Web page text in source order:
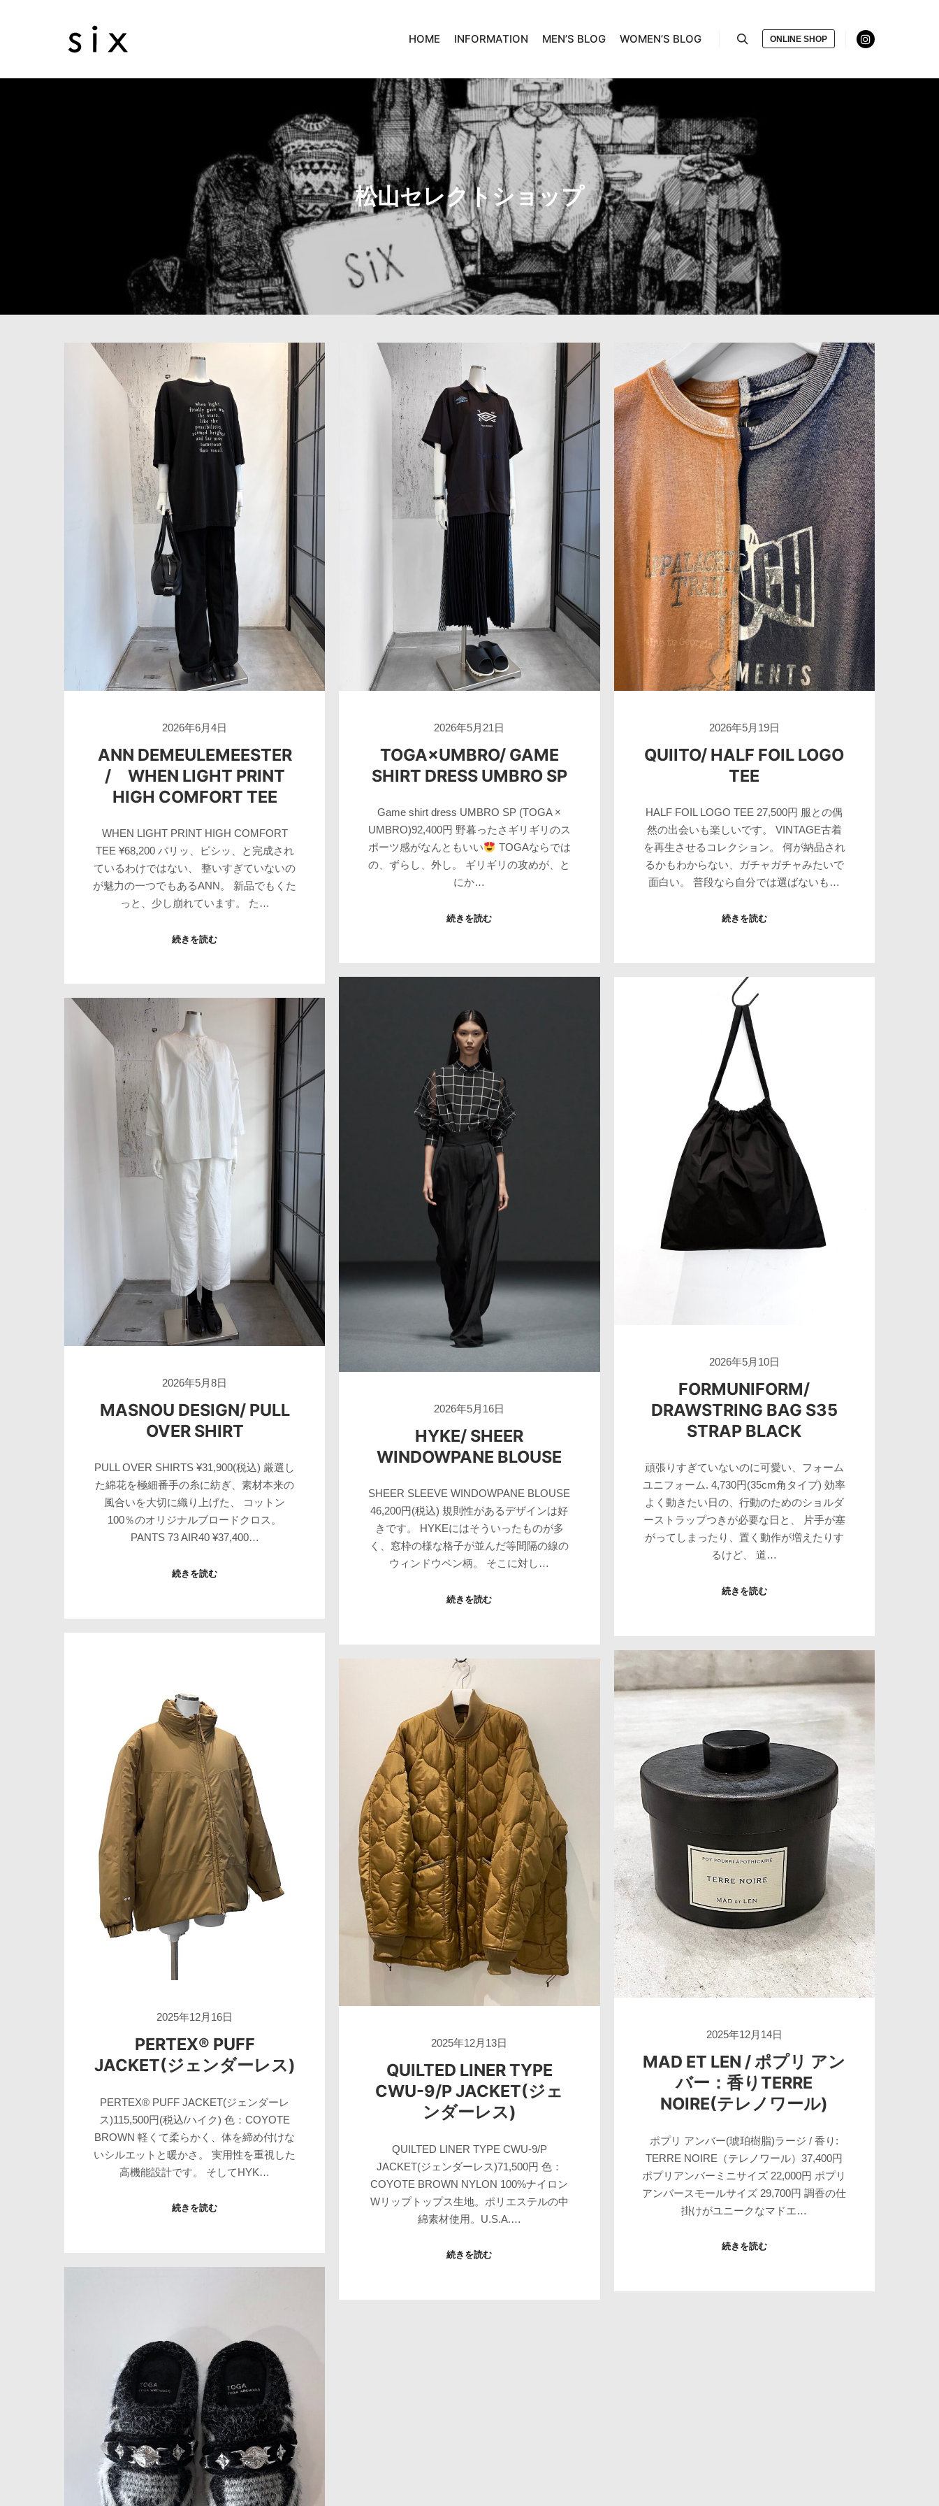
HOME INFORMATION MEN’S BLOG WOMEN’S BLOG ONLINE SHOP
松山セレクトショップ
2026年6月4日
ANN DEMEULEMEESTER
/ WHEN LIGHT PRINT
HIGH COMFORT TEE
WHEN LIGHT PRINT HIGH COMFORT
TEE ¥68,200 パリッ、ピシッ、と完成され
ているわけではない、 整いすぎていないの
が魅力の一つでもあるANN。 新品でもくた
っと、少し崩れています。 た…
続きを読む
2026年5月21日
TOGA×UMBRO/ GAME
SHIRT DRESS UMBRO SP
Game shirt dress UMBRO SP (TOGA ×
UMBRO)92,400円 野暮ったさギリギリのス
ポーツ感がなんともいい
TOGAならでは
の、ずらし、外し。 ギリギリの攻めが、と
にか…
続きを読む
2026年5月19日
QUIITO/ HALF FOIL LOGO
TEE
HALF FOIL LOGO TEE 27,500円 服との偶
然の出会いも楽しいです。 VINTAGE古着
を再生させるコレクション。 何が納品され
るかもわからない、ガチャガチャみたいで
面白い。 普段なら自分では選ばないも…
続きを読む
2026年5月16日
HYKE/ SHEER
WINDOWPANE BLOUSE
SHEER SLEEVE WINDOWPANE BLOUSE
46,200円(税込) 規則性があるデザインは好
きです。 HYKEにはそういったものが多
く、窓枠の様な格子が並んだ等間隔の線の
ウィンドウペン柄。 そこに対し…
続きを読む
2026年5月10日
FORMUNIFORM/
DRAWSTRING BAG S35
STRAP BLACK
頑張りすぎていないのに可愛い、フォーム
ユニフォーム. 4,730円(35cm角タイプ) 効率
よく動きたい日の、行動のためのショルダ
ーストラップつきが必要な日と、 片手が塞
がってしまったり、置く動作が増えたりす
るけど、 道…
続きを読む
2026年5月8日
MASNOU DESIGN/ PULL
OVER SHIRT
PULL OVER SHIRTS ¥31,900(税込) 厳選し
た綿花を極細番手の糸に紡ぎ、素材本来の
風合いを大切に織り上げた、 コットン
100％のオリジナルブロードクロス。
PANTS 73 AIR40 ¥37,400…
続きを読む
2025年12月16日
PERTEX® PUFF
JACKET(ジェンダーレス)
PERTEX® PUFF JACKET(ジェンダーレ
ス)115,500円(税込/ハイク) 色：COYOTE
BROWN 軽くて柔らかく、体を締め付けな
いシルエットと暖かさ。 実用性を重視した
高機能設計です。 そしてHYK…
続きを読む
2025年12月14日
MAD ET LEN / ポプリ アン
バー：香りTERRE
NOIRE(テレノワール)
ポプリ アンバー(琥珀樹脂)ラージ / 香り:
TERRE NOIRE（テレノワール）37,400円
ポプリアンバーミニサイズ 22,000円 ポプリ
アンバースモールサイズ 29,700円 調香の仕
掛けがユニークなマドエ…
続きを読む
2025年12月13日
QUILTED LINER TYPE
CWU-9/P JACKET(ジェ
ンダーレス)
QUILTED LINER TYPE CWU-9/P
JACKET(ジェンダーレス)71,500円 色：
COYOTE BROWN NYLON 100%ナイロン
Wリップトップス生地。ポリエステルの中
綿素材使用。U.S.A.…
続きを読む